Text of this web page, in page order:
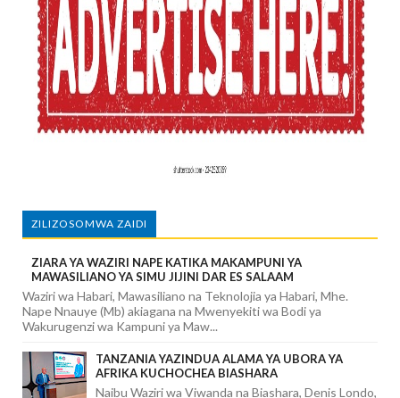
ZILIZOSOMWA ZAIDI
ZIARA YA WAZIRI NAPE KATIKA MAKAMPUNI YA
MAWASILIANO YA SIMU JIJINI DAR ES SALAAM
Waziri wa Habari, Mawasiliano na Teknolojia ya Habari, Mhe.
Nape Nnauye (Mb) akiagana na Mwenyekiti wa Bodi ya
Wakurugenzi wa Kampuni ya Maw...
TANZANIA YAZINDUA ALAMA YA UBORA YA
AFRIKA KUCHOCHEA BIASHARA
Naibu Waziri wa Viwanda na Biashara, Denis Londo,